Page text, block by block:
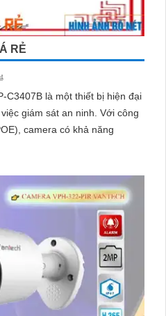
RẺ
C3407B là một thiết bị hiện đại
sát an ninh. Với công
camera có khả năng